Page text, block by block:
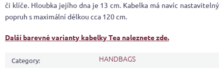
či klíče. Hloubka jejího dna je 13 cm. Kabelka má navíc nastavitelný
popruh s maximální délkou cca 120 cm.
Další barevné varianty kabelky Tea naleznete zde.
Category: HANDBAGS